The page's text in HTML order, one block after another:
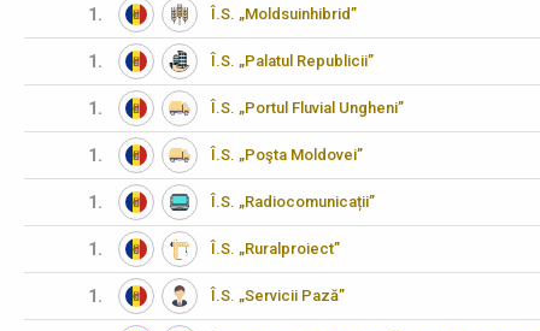
1. Î.S. „Moldsuinhibrid”
1. Î.S. „Palatul Republicii”
1. Î.S. „Portul Fluvial Ungheni”
1. Î.S. „Poşta Moldovei”
1. Î.S. „Radiocomunicații”
1. Î.S. „Ruralproiect”
1. Î.S. „Servicii Pază”